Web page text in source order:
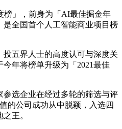
」，前身为「AI最佳掘金年
是全国首个人工智能商业项目榜
五界人士的高度认可与深度关
年将榜单升级为「2021最佳
选企业在经过多轮的筛选与评
的公司成功从中脱颖，入选四
王。